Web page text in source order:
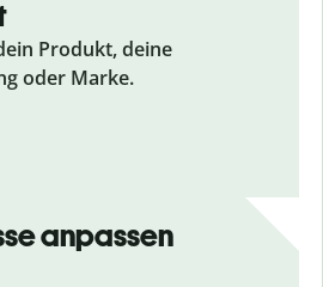
Produkt, deine
oder Marke.
anpassen